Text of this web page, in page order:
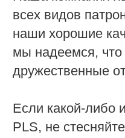
всех видов
наши хорошие
мы надеемся,
дружественные
Если какой-либо
PLS, не